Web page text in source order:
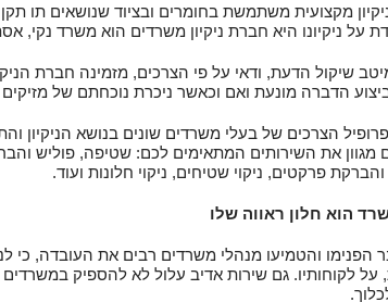
מקצועית משתמשת בחומרים ובציוד שנושאים תו
על ניקיונו היא חברת ניקיון משרדים הוא משרד נקי,
שיקול הדעת, ודאי על פי הצרכים, מזמינה חברת
הדברה מונעת ואם וכאשר ניכרת נוכחתם של מזיקים
הצרכים של בעלי משרדים שונים בנושא הניקיון
מגוון את השירותים המתאימים לכם: שטיפה, פוליש
פרקטים, ניקוי שטיחים, ניקוי חלונות ועוד.
הוא חלון ראווה שלו
הפנימו והטמיעו מנהלי משרדים רבים את העובדה, כי
לקוחותיו. גם שירות אדיב עלול לא להספיק במשרדים